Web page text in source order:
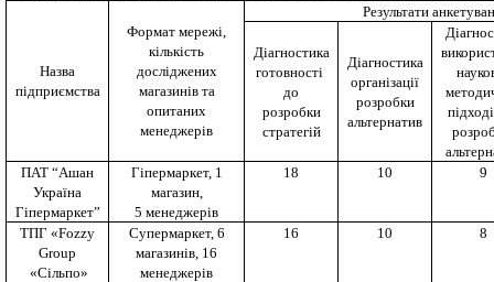
Назва
підприємства
Формат мережі,
кількість
досліджених
магазинів та
опитаних
менеджерів
Результати
Діагностика
готовності
до
розробки
стратегій
Діагностика
організації
розробки
альтернатив
ПАТ “Ашан
Україна
Гіпермаркет”
Гіпермаркет, 1
магазин,
5 менеджерів
18 10 9
ТПГ «Fozzy
Group
«Сільпо»
Супермаркет, 6
магазинів, 16
менеджерів
16 10 8